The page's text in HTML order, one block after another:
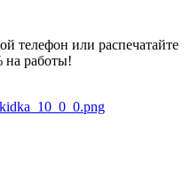
телефон или распечатайте
на работы!